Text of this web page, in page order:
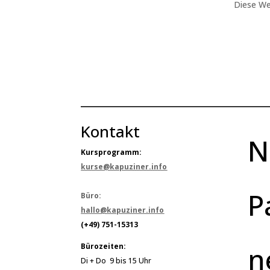
Diese
Kontakt
Kursprogramm:
kurse@kapuziner.info
Büro:
hallo@kapuziner.info
(+49) 751-15313
Bürozeiten:
Di + Do 9 bis 15 Uhr